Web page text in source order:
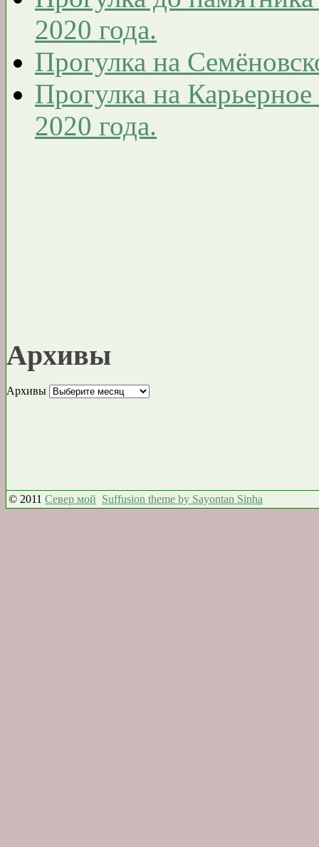
2020 года.
Прогулка на
Прогулка на
2020 года.
Архивы
Архивы
© 2011 Север мой Suffusion theme by Sayontan Sinha